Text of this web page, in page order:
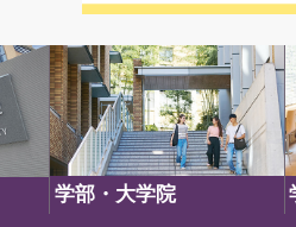
学部・大学院